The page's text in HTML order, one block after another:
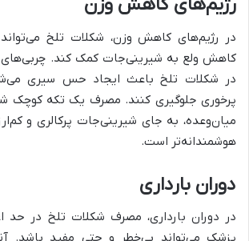
رژیم‌های کاهش وزن
در رژیم‌های کاهش وزن، شکلات تلخ
کاهش ولع به شیرینی‌جات کمک کند. چربی‌های
در شکلات تلخ باعث ایجاد حس سیری
پرخوری جلوگیری کنند. مصرف یک تکه کوچک
میان‌وعده، به جای شیرینی‌جات پرکالری و
هوشمندانه‌تر است.
دوران بارداری
در دوران بارداری، مصرف شکلات تلخ در حد